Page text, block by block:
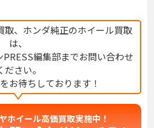
取、ホンダ純正のホイール買取
は、
編集部までお問い合わせ
ださい。
お待ちしております！
ホイール高価買取実施中！